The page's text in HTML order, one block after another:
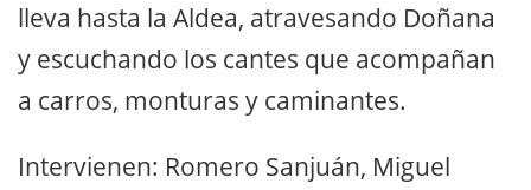
lleva hasta la Aldea, atravesando Doñana
y escuchando los cantes que acompañan
a carros, monturas y caminantes.
Intervienen: Romero Sanjuán, Miguel